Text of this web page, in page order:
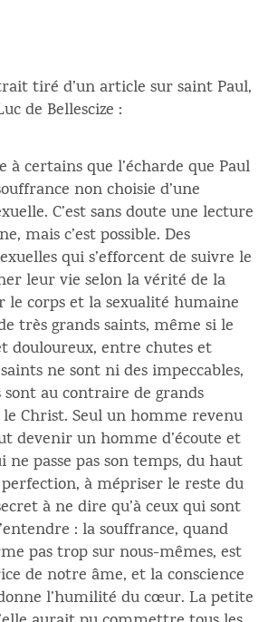
tiré d’un article sur saint Paul,
de Bellescize :
à certains que l’écharde que Paul
non choisie d’une
C’est sans doute une lecture
mais c’est possible. Des
qui s’efforcent de suivre le
leur vie selon la vérité de la
le corps et la sexualité humaine
très grands saints, même si le
douloureux, entre chutes et
ne sont ni des impeccables,
au contraire de grands
le Christ. Seul un homme revenu
devenir un homme d’écoute et
ne passe pas son temps, du haut
à mépriser le reste du
à ne dire qu’à ceux qui sont
: la souffrance, quand
pas trop sur nous-mêmes, est
de notre âme, et la conscience
l’humilité du cœur. La petite